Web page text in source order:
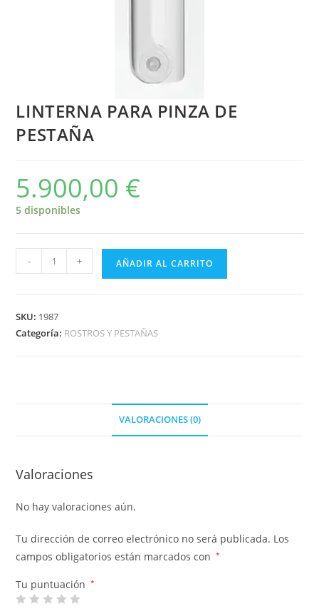
LINTERNA PARA PINZA DE
PESTAÑA
5.900,00 €
5 disponibles
- + AÑADIR AL CARRITO
SKU: 1987
Categoría: ROSTROS Y PESTAÑAS
VALORACIONES (0)
Valoraciones
No hay valoraciones aún.
Tu dirección de correo electrónico no será publicada. Los
campos obligatorios están marcados con
*
Tu puntuación *